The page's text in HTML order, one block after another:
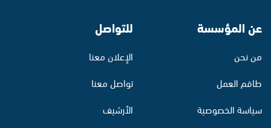
عن المؤسسة
من نحن
طاقم العمل
سياسة الخصوصية
للتواصل
الإعلان معنا
تواصل معنا
الأرشيف